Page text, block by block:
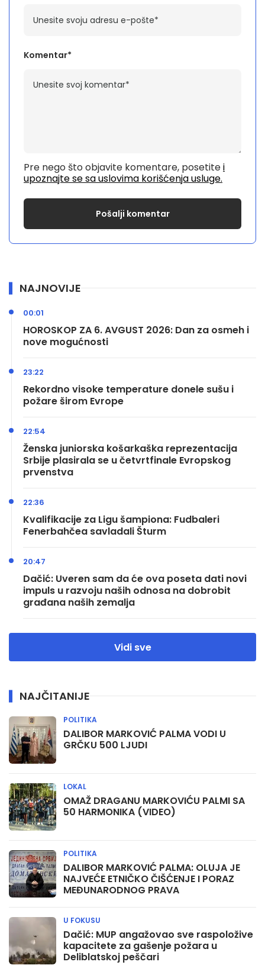
Komentar*
Pre nego što objavite komentare, posetitei
upoznajte se sa uslovima korišćenja usluge.
NAJNOVIJE
HOROSKOP ZA 6. AVGUST 2026: Dan za osmeh i
nove mogućnosti
00:01
Rekordno visoke temperature donele sušu i
požare širom Evrope
23:22
Ženska juniorska košarkaška reprezentacija
Srbije plasirala se u četvrtfinale Evropskog
prvenstva
22:54
Kvalifikacije za Ligu šampiona: Fudbaleri
Fenerbahčea savladali Šturm
22:36
Dačić: Uveren sam da će ova poseta dati novi
impuls u razvoju naših odnosa na dobrobit
građana naših zemalja
20:47
Vidi sve
NAJČITANIJE
DALIBOR MARKOVIĆ PALMA VODI U
GRČKU 500 LJUDI
POLITIKA
OMAŽ DRAGANU MARKOVIĆU PALMI SA
50 HARMONIKA (VIDEO)
LOKAL
DALIBOR MARKOVIĆ PALMA: OLUJA JE
NAJVEĆE ETNIČKO ČIŠĆENJE I PORAZ
MEĐUNARODNOG PRAVA
POLITIKA
Dačić: MUP angažovao sve raspoložive
kapacitete za gašenje požara u
Deliblatskoj peščari
U FOKUSU